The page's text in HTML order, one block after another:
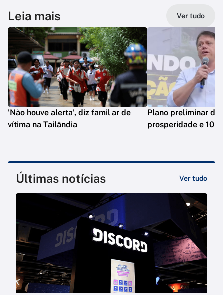
Leia mais Ver tudo
'Não houve alerta', diz familiar de
vítima na Tailândia
Plano preliminar de
prosperidade e 10
Últimas notícias Ver tudo